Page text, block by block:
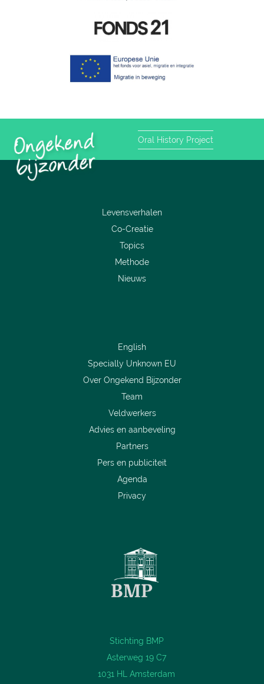
Oral History Project
Levensverhalen
Co-Creatie
Topics
Methode
Nieuws
English
Specially Unknown EU
Over Ongekend Bijzonder
Team
Veldwerkers
Advies en aanbeveling
Partners
Pers en publiciteit
Agenda
Privacy
Stichting BMP
Asterweg 19 C7
1031 HL Amsterdam